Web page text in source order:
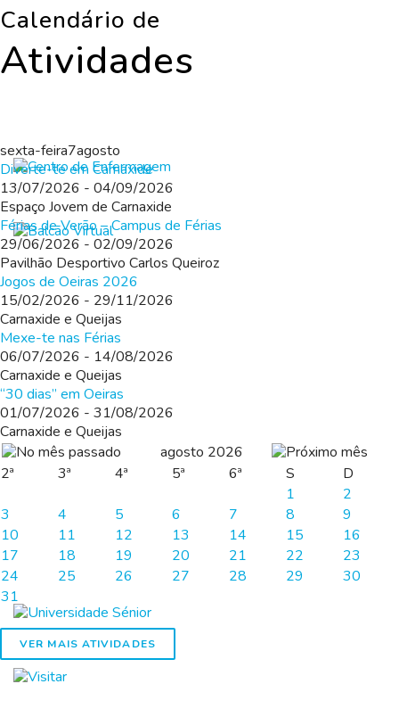
CENTRO DE ENFERMAGEM
BALCÃO VIRTUAL
UNIVERSIDADE SÉNIOR
Calendário de
Atividades
sexta-feira7agosto
Diverte-te em Carnaxide
13/07/2026 - 04/09/2026
Espaço Jovem de Carnaxide
Férias de Verão – Campus de Férias
29/06/2026 - 02/09/2026
Pavilhão Desportivo Carlos Queiroz
Jogos de Oeiras 2026
15/02/2026 - 29/11/2026
Carnaxide e Queijas
Mexe-te nas Férias
06/07/2026 - 14/08/2026
Carnaxide e Queijas
“30 dias” em Oeiras
01/07/2026 - 31/08/2026
Carnaxide e Queijas
agosto 2026
2ª
3ª 4ª 5ª 6ª S
D
1
2
3
4 5 6 7 8
9
10
11 12 13 14 15
16
17
18 19 20 21 22
23
24
25 26 27 28 29
30
31
VER MAIS ATIVIDADES